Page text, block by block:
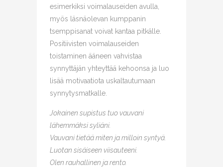
esimerkiksi voimalauseiden avulla,
myös läsnäolevan kumppanin
tsemppisanat voivat kantaa pitkälle.
Positiivisten voimalauseiden
toistaminen ääneen vahvistaa
synnyttäjän yhteyttää kehoonsa ja luo
lisää motivaatiota uskaltautumaan
synnytysmatkalle.
Jokainen supistus tuo vauvani
lähemmäksi syliäni.
Vauvani tietää miten ja milloin syntyä.
Luotan sisäiseen viisauteeni.
Olen rauhallinen ja rento.